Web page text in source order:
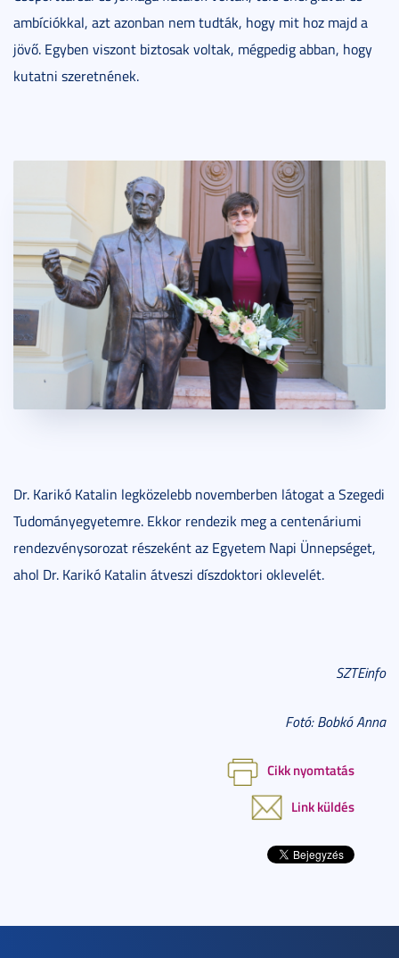
ambíciókkal, azt azonban nem tudták, hogy mit hoz majd a
jövő. Egyben viszont biztosak voltak, mégpedig abban, hogy
kutatni szeretnének.
Dr. Karikó Katalin legközelebb novemberben látogat a Szegedi
Tudományegyetemre. Ekkor rendezik meg a centenáriumi
rendezvénysorozat részeként az Egyetem Napi Ünnepséget,
ahol Dr. Karikó Katalin átveszi díszdoktori oklevelét.
SZTEinfo
Fotó: Bobkó Anna
Cikk nyomtatás
Link küldés